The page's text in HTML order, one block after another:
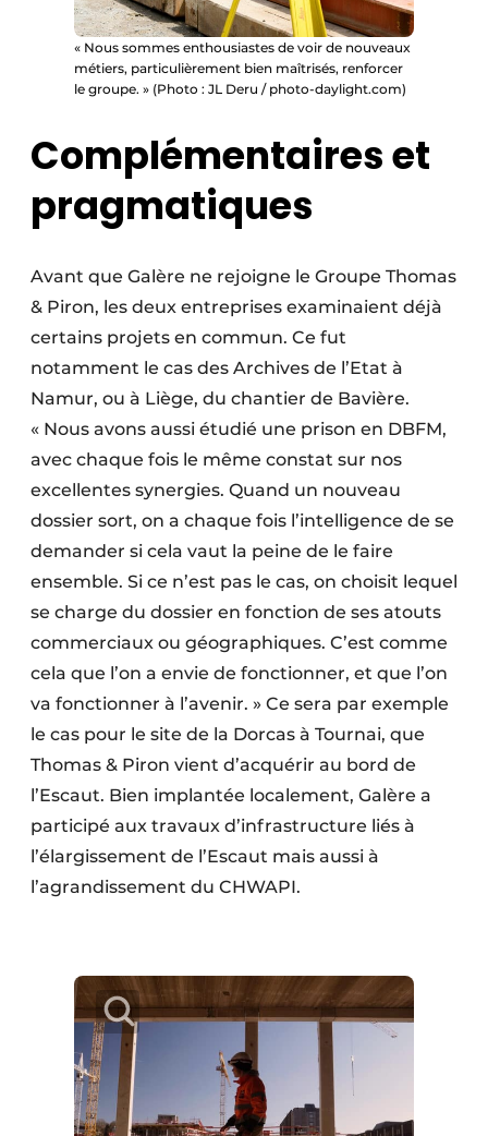
« Nous sommes enthousiastes de voir de nouveaux
métiers, particulièrement bien maîtrisés, renforcer
le groupe. » (Photo : JL Deru / photo-daylight.com)
Complémentaires et
pragmatiques
Avant que Galère ne rejoigne le Groupe Thomas
& Piron, les deux entreprises examinaient déjà
certains projets en commun. Ce fut
notamment le cas des Archives de l’Etat à
Namur, ou à Liège, du chantier de Bavière.
« Nous avons aussi étudié une prison en DBFM,
avec chaque fois le même constat sur nos
excellentes synergies. Quand un nouveau
dossier sort, on a chaque fois l’intelligence de se
demander si cela vaut la peine de le faire
ensemble. Si ce n’est pas le cas, on choisit lequel
se charge du dossier en fonction de ses atouts
commerciaux ou géographiques. C’est comme
cela que l’on a envie de fonctionner, et que l’on
va fonctionner à l’avenir. » Ce sera par exemple
le cas pour le site de la Dorcas à Tournai, que
Thomas & Piron vient d’acquérir au bord de
l’Escaut. Bien implantée localement, Galère a
participé aux travaux d’infrastructure liés à
l’élargissement de l’Escaut mais aussi à
l’agrandissement du CHWAPI.